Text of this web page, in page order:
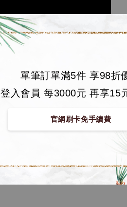
單筆訂單滿5件 享98折
登入會員 每3000元 再享15
官網刷卡免手續費